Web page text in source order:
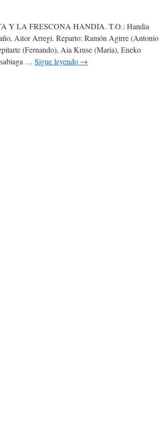
Y LA FRESCONA HANDIA. T.O.: Handia
Aitor Arregi. Reparto: Ramón Agirre (Antonio
(Fernando), Aia Kruse (Maria), Eneko
… Sigue leyendo →